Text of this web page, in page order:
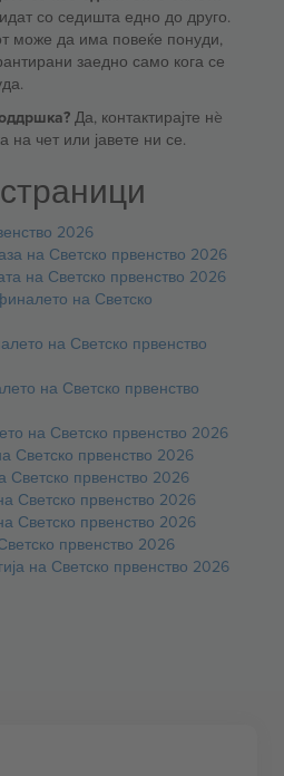
со седишта едно до друго.
може да има повеќе понуди,
заедно само кога се
Да, контактирајте нè
на чет или јавете ни се.
2026
на Светско првенство 2026
на Светско првенство 2026
на Светско
на Светско првенство
на Светско првенство
на Светско првенство 2026
Светско првенство 2026
Светско првенство 2026
Светско првенство 2026
Светско првенство 2026
првенство 2026
на Светско првенство 2026